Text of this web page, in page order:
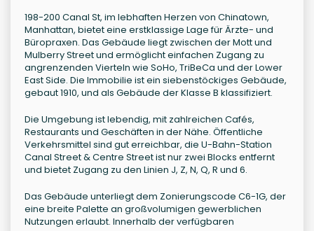
198-200 Canal St, im lebhaften Herzen von Chinatown,
Manhattan, bietet eine erstklassige Lage für Ärzte- und
Büropraxen. Das Gebäude liegt zwischen der Mott und
Mulberry Street und ermöglicht einfachen Zugang zu
angrenzenden Vierteln wie SoHo, TriBeCa und der Lower
East Side. Die Immobilie ist ein siebenstöckiges Gebäude,
gebaut 1910, und als Gebäude der Klasse B klassifiziert.
Die Umgebung ist lebendig, mit zahlreichen Cafés,
Restaurants und Geschäften in der Nähe. Öffentliche
Verkehrsmittel sind gut erreichbar, die U-Bahn-Station
Canal Street & Centre Street ist nur zwei Blocks entfernt
und bietet Zugang zu den Linien J, Z, N, Q, R und 6.
Das Gebäude unterliegt dem Zonierungscode C6-1G, der
eine breite Palette an großvolumigen gewerblichen
Nutzungen erlaubt. Innerhalb der verfügbaren